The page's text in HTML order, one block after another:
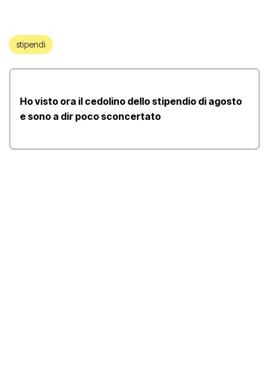
stipendi
Ho visto ora il cedolino dello stipendio di agosto
e sono a dir poco sconcertato